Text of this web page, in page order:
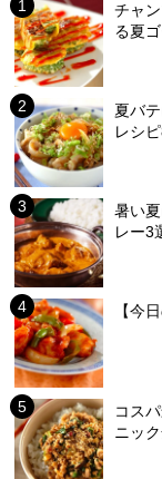
チャ
る夏
夏バ
レシ
暑い
レー3
【今
コス
ニッ